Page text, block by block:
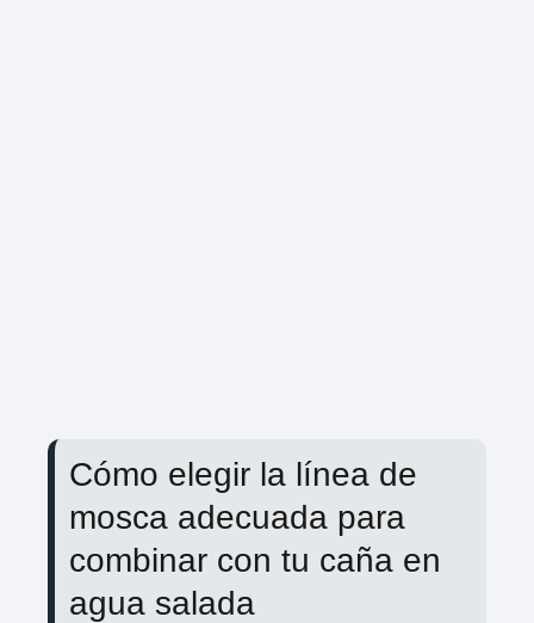
Cómo elegir la línea de
mosca adecuada para
combinar con tu caña en
agua salada